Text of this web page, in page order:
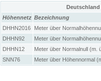
Höhennetz Bezeichnung
DHHN2016
Meter über
DHHN92
Meter über
DHHN12
Meter über Normalnull (m.
SNN76
Meter über Höhennormal